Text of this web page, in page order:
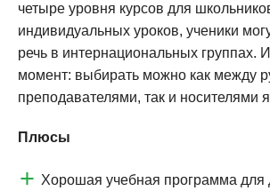
четыре уровня курсов для
индивидуальных уроков, ученики
речь в интернациональных
момент: выбирать можно как между
преподавателями, так и носителями
Плюсы
Хорошая учебная программа для